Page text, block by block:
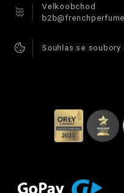
Velkoobchod
Souhlas se soubory